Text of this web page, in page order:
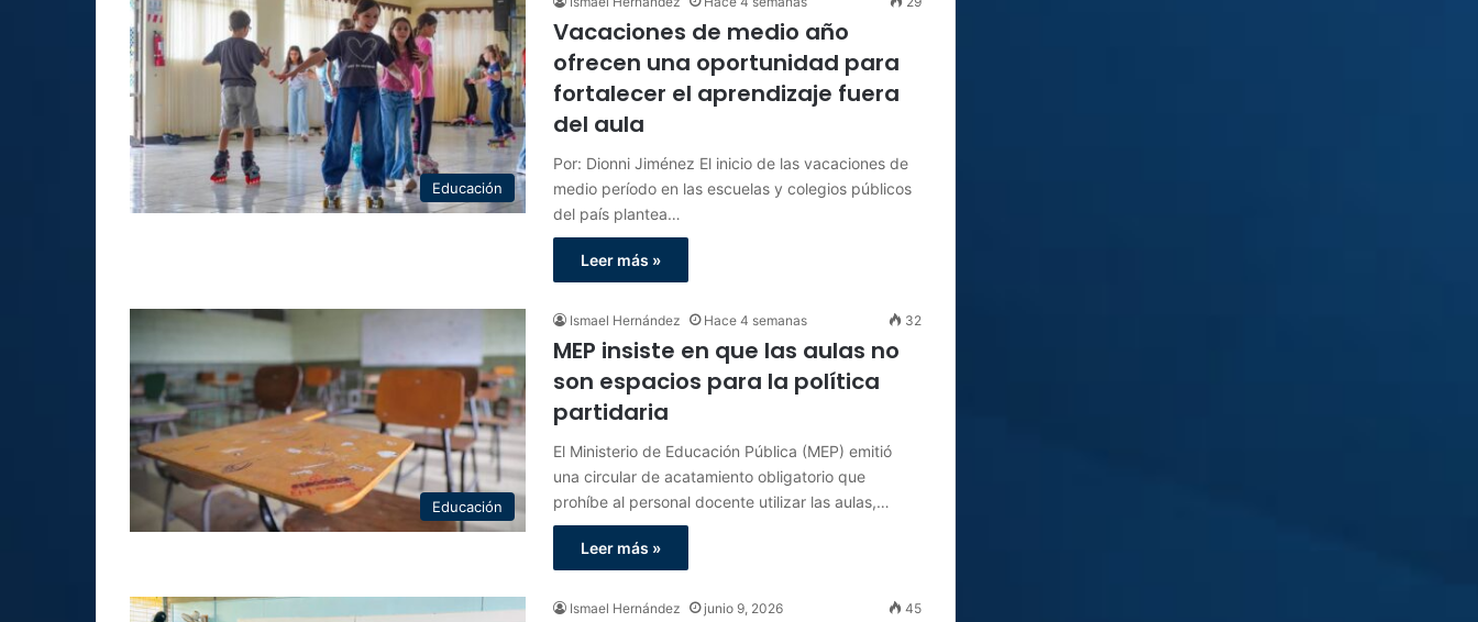
Educación
Vacaciones de medio año
ofrecen una oportunidad para
fortalecer el aprendizaje fuera
del aula
Por: Dionni Jiménez El inicio de las vacaciones de
medio período en las escuelas y colegios públicos
del país plantea…
Leer más »
Educación
Ismael Hernández Hace 4 semanas 32
MEP insiste en que las aulas no
son espacios para la política
partidaria
El Ministerio de Educación Pública (MEP) emitió
una circular de acatamiento obligatorio que
prohíbe al personal docente utilizar las aulas,…
Leer más »
Ismael Hernández junio 9, 2026 45